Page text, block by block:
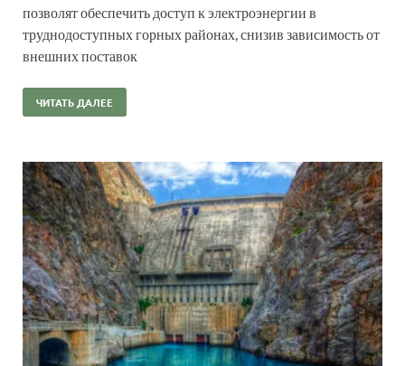
позволят обеспечить доступ к электроэнергии в
труднодоступных горных районах, снизив зависимость от
внешних поставок
ЧИТАТЬ ДАЛЕЕ